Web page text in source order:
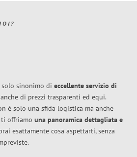
solo sinonimo di eccellente servizio di
anche di prezzi trasparenti ed equi.
è solo una sfida logistica ma anche
ti offriamo una panoramica dettagliata e
esattamente cosa aspettarti, senza